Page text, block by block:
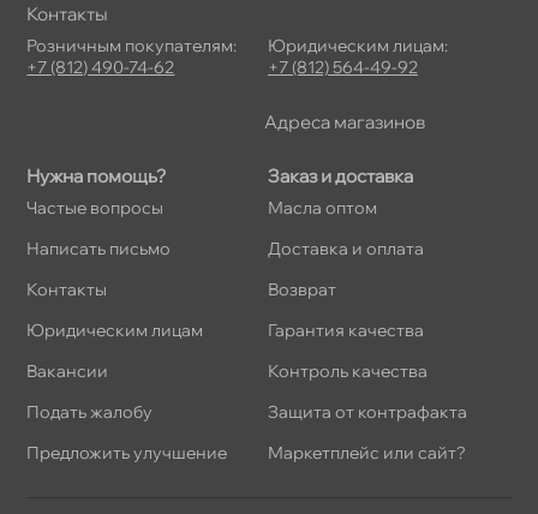
Нужна помощь?
Частые вопросы
Написать письмо
Контакты
Юридическим лицам
акансии
Подать жалобу
Предложить улучшение
Заказ и доставка
Масла оптом
Доставка и оплата
озврат
Гарантия качества
Контроль качества
Защита от контрафакта
Маркетплейс или сайт?
Контакты
Розничным покупателям:
+7 (812) 490-74-62
Юридическим лицам:
+7 (812) 564-49-92
Адреса магазино